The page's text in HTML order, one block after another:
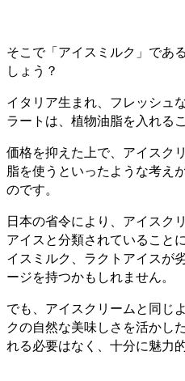
そこで「アイスミルク」であ
しょう？
イタリア生まれ、フレッシュ
ラートは、植物油脂を入れる
価格を抑えた上で、アイスク
脂を使うといったような考え
のです。
日本の省令により、アイスク
アイスと分類されていること
イスミルク、ラクトアイスが
ージを持つかもしれません。
でも、アイスクリームと同じ
クの自然な美味しさを活かし
れる必要はなく、十分に魅力